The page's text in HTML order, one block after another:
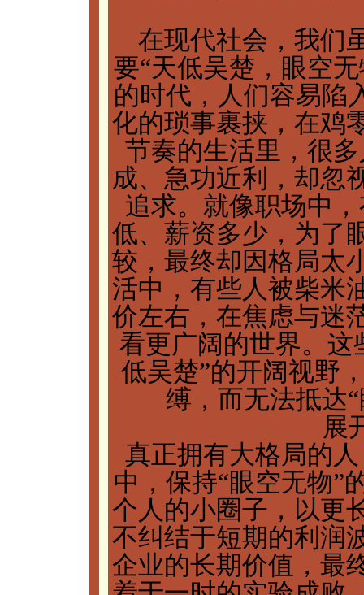
在现代社会，我们
要“天低吴楚，眼空
的时代，人们容易陷
化的琐事裹挟，在鸡
节奏的生活里，很
成、急功近利，却忽
追求。就像职场中
低、薪资多少，为了
较，最终却因格局太
活中，有些人被柴米
价左右，在焦虑与迷
看更广阔的世界。这
低吴楚”的开阔视野
缚，而无法抵达
展
真正拥有大格局的
中，保持“眼空无物”
个人的小圈子，以更
不纠结于短期的利润
企业的长期价值，最